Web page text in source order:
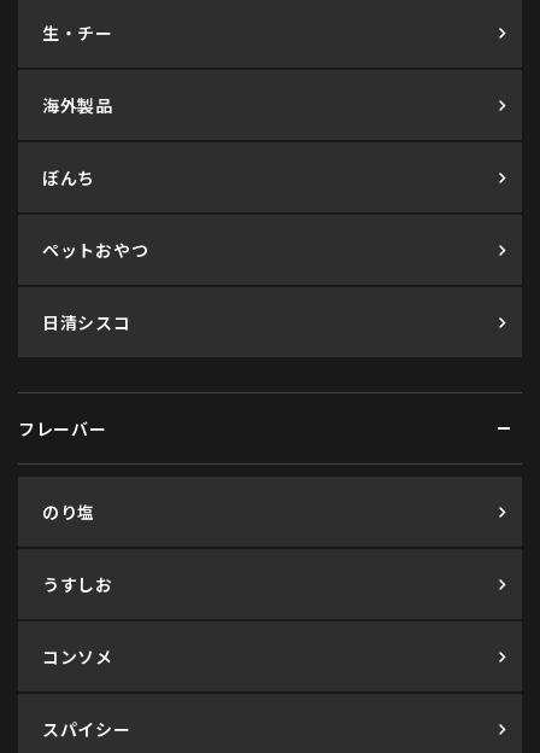
生・チー
海外製品
ぼんち
ペットおやつ
日清シスコ
フレーバー
のり塩
うすしお
コンソメ
スパイシー